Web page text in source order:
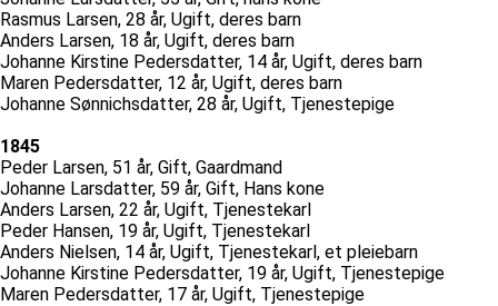
Rasmus Larsen, 28 år, Ugift, deres barn
Anders Larsen, 18 år, Ugift, deres barn
Johanne Kirstine Pedersdatter, 14 år, Ugift, deres barn
Maren Pedersdatter, 12 år, Ugift, deres barn
Johanne Sønnichsdatter, 28 år, Ugift, Tjenestepige
1845
Peder Larsen, 51 år, Gift, Gaardmand
Johanne Larsdatter, 59 år, Gift, Hans kone
Anders Larsen, 22 år, Ugift, Tjenestekarl
Peder Hansen, 19 år, Ugift, Tjenestekarl
Anders Nielsen, 14 år, Ugift, Tjenestekarl, et pleiebarn
Johanne Kirstine Pedersdatter, 19 år, Ugift, Tjenestepige
Maren Pedersdatter, 17 år, Ugift, Tjenestepige